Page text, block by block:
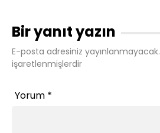
Bir yanıt yazın
E-posta adresiniz yayınlanmayacak.
işaretlenmişlerdir
Yorum *